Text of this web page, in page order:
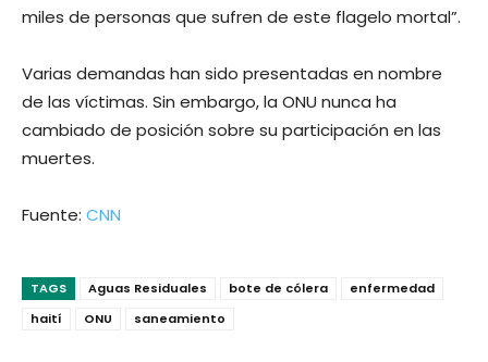
miles de personas que sufren de este flagelo mortal”.
Varias demandas han sido presentadas en nombre
de las víctimas. Sin embargo, la ONU nunca ha
cambiado de posición sobre su participación en las
muertes.
Fuente: CNN
TAGS Aguas Residuales bote de cólera
enfermedad
haití
ONU saneamiento